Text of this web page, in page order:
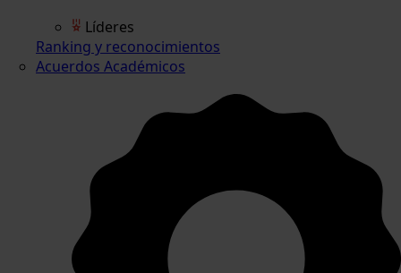
Líderes
Ranking y reconocimientos
Acuerdos Académicos